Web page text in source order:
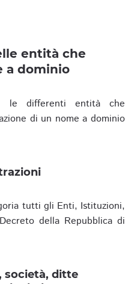
entità che
a dominio
le differenti entità che
di un nome a dominio
tutti gli Enti, Istituzioni,
della Repubblica di
società, ditte